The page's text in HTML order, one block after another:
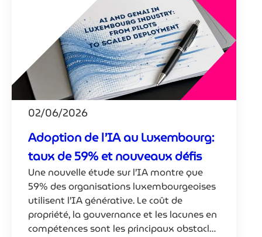
02/06/2026
Adoption de l’IA au Luxembourg:
taux de 59% et nouveaux défis
Une nouvelle étude sur l’IA montre que
59% des organisations luxembourgeoises
utilisent l’IA générative. Le coût de
propriété, la gouvernance et les lacunes en
compétences sont les principaux obstacles